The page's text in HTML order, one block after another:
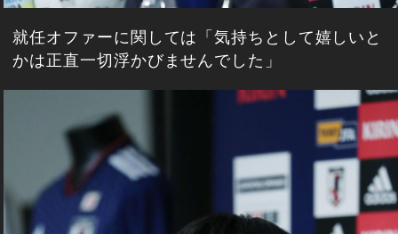
就任オファーに関しては「気持ちとして嬉しいと
かは正直一切浮かびませんでした」